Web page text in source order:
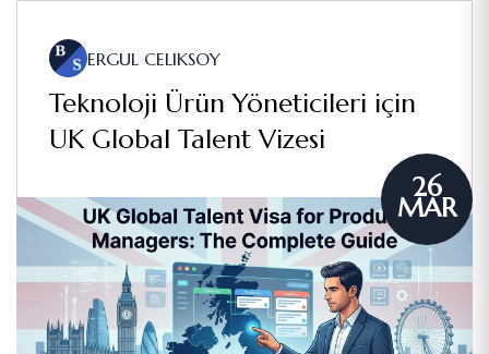
ERGUL CELIKSOY
Teknoloji Ürün Yöneticileri için
UK Global Talent Vizesi
26
MAR